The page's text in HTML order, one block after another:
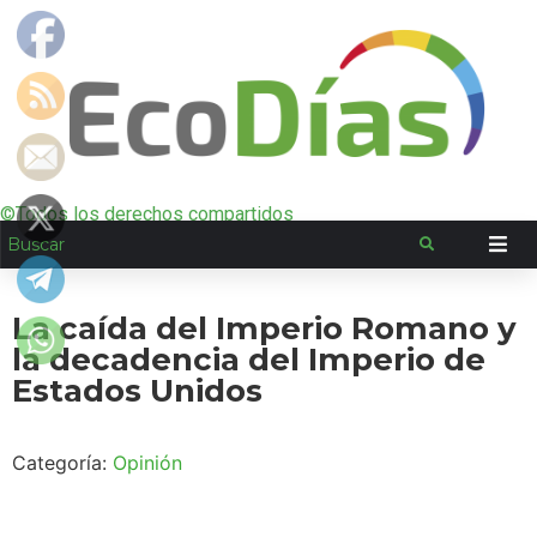
©Todos los derechos compartidos
La caída del Imperio Romano y
la decadencia del Imperio de
Estados Unidos
Categoría: Opinión